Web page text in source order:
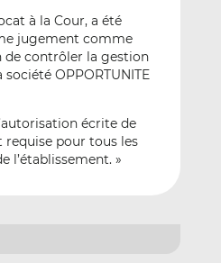
à la Cour, a été
jugement comme
contrôler la gestion
OPPORTUNITE
écrite de
requise pour tous les
l’établissement. »